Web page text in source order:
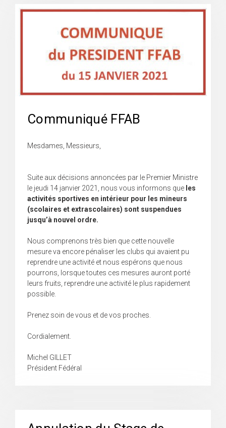
Communiqué FFAB
Mesdames, Messieurs,
Suite aux décisions annoncées par le Premier Ministre
le jeudi 14 janvier 2021, nous vous informons que les
activités sportives en intérieur pour les mineurs
(scolaires et extrascolaires) sont suspendues
jusqu’à nouvel ordre.
Nous comprenons très bien que cette nouvelle
mesure va encore pénaliser les clubs qui avaient pu
reprendre une activité et nous espérons que nous
pourrons, lorsque toutes ces mesures auront porté
leurs fruits, reprendre une activité le plus rapidement
possible.
Prenez soin de vous et de vos proches.
Cordialement.
Michel GILLET
Président Fédéral